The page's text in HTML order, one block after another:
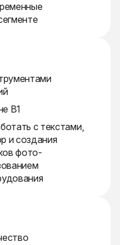
B1
с текстами,
и создания
фото-